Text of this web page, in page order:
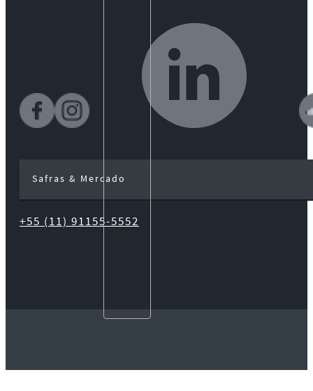
Safras & Mercado
+55 (11) 91155-5552